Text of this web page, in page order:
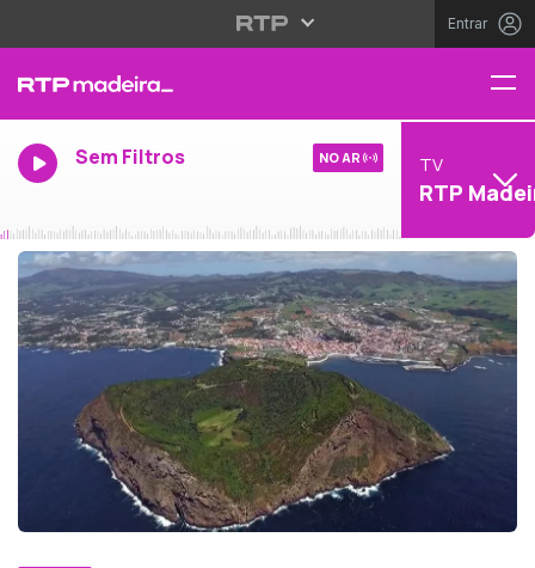
Entrar
Sem Filtros NO AR TV
RTP